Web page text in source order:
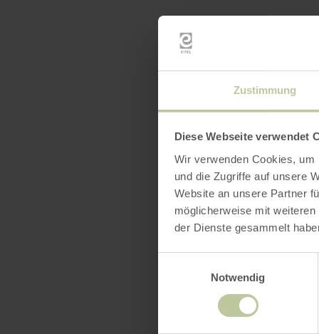
Zustimmung
Diese Webseite verwendet
Wir verwenden Cookies,
und die Zugriffe auf unsere
Website an unsere Partner
möglicherweise mit
der Dienste gesammelt
Notwendig